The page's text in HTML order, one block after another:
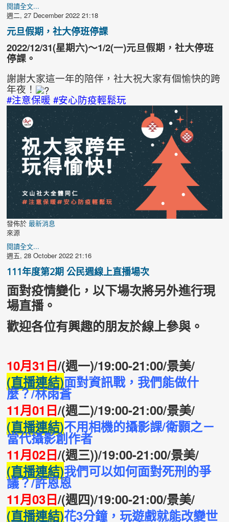
閱讀全文...
週二, 27 December 2022 21:18
元旦假期，社大停班停課
2022/12/31(星期六)～1/2(一)元旦假期，社大停班
停課 。
謝謝大家這一年的陪伴，社大祝大家有個愉快的跨
年夜！
#注意保暖 #安心防疫輕鬆玩
發佈於 最新消息
來源
閱讀全文...
週五, 28 October 2022 21:16
111年度第2期 公民週線上直播場次
面對疫情變化，以下場次將另外進行現
場直播。
歡迎各位有興趣的朋友於線上參與。
10月31日/(週一)/19:00-21:00/景美/
(直播連結)面對資訊戰，我們能做什
麼？/林雨蒼
11月01日/(週二)/19:00-21:00/景美/
(直播連結)不用相機的攝影課/衛顥之－
當代攝影創作者
11月02日/(週三))/19:00-21:00/景美/
(直播連結)我們可以如何面對死刑的爭
議？/許恩恩
11月03日/(週四)/19:00-21:00/景美/
(直播連結)花3分鐘，玩遊戲就能改變世